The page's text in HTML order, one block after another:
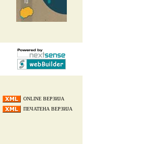
ONLINE ВЕРЗИЈА
ПЕЧАТЕНА ВЕРЗИЈА